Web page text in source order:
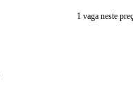
1 vaga neste